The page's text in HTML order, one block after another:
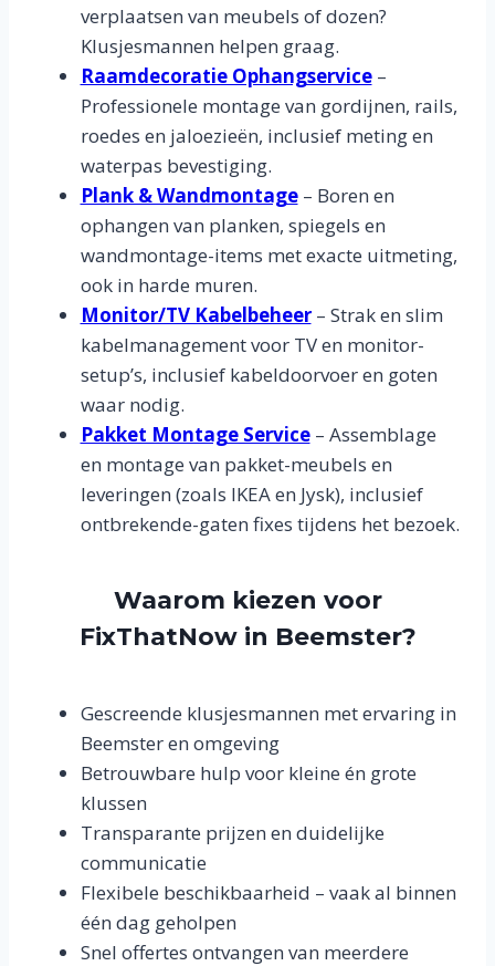
verplaatsen van meubels of dozen?
Klusjesmannen helpen graag.
Raamdecoratie Ophangservice –
Professionele montage van gordijnen, rails,
roedes en jaloezieën, inclusief meting en
waterpas bevestiging.
Plank & Wandmontage – Boren en
ophangen van planken, spiegels en
wandmontage-items met exacte uitmeting,
ook in harde muren.
Monitor/TV Kabelbeheer– Strak en slim
kabelmanagement voor TV en monitor-
setup’s, inclusief kabeldoorvoer en goten
waar nodig.
Pakket Montage Service– Assemblage
en montage van pakket-meubels en
leveringen (zoals IKEA en Jysk), inclusief
ontbrekende-gaten fixes tijdens het bezoek.
Waarom kiezen voor
FixThatNow in Beemster?
Gescreende klusjesmannen met ervaring in
Beemster en omgeving
Betrouwbare hulp voor kleine én grote
klussen
Transparante prijzen en duidelijke
communicatie
Flexibele beschikbaarheid – vaak al binnen
één dag geholpen
Snel offertes ontvangen van meerdere